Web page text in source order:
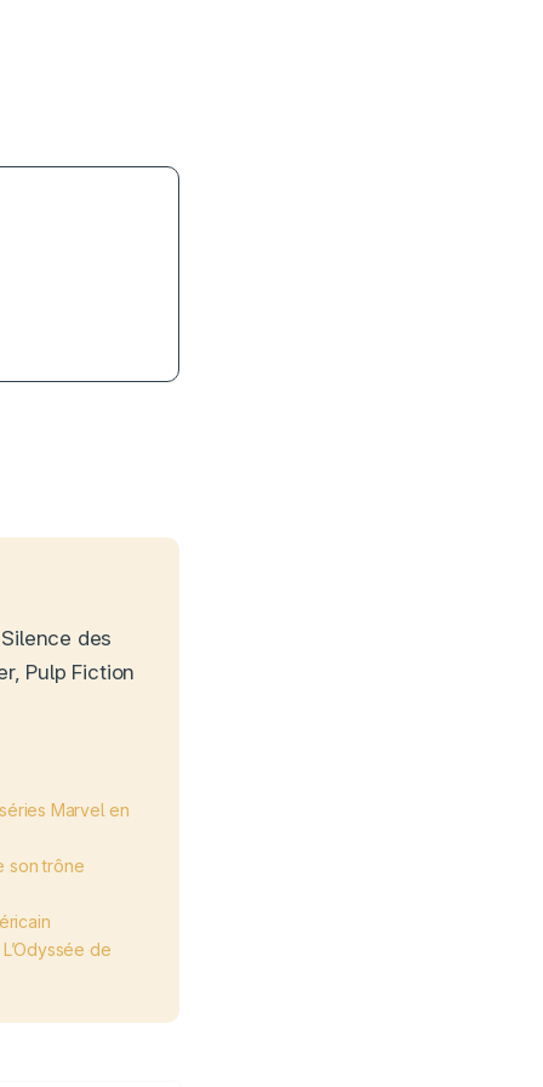
des
Pulp Fiction
Marvel en
son trône
de